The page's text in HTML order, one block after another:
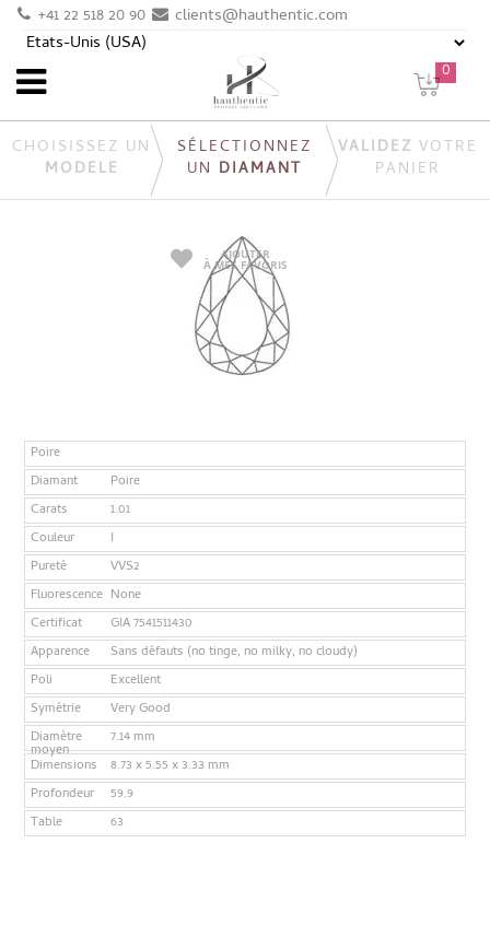
+41 22 518 20 90 clients@hauthentic.com
0
CHOISISSEZ UN
MODÈLE
SÉLECTIONNEZ
UN DIAMANT
VALIDEZ VOTRE
PANIER
AJOUTER
À MES FAVORIS
Poire
Diamant
Poire
Carats
1.01
Couleur
I
Pureté
VVS2
Fluorescence None
Certificat
GIA 7541511430
Apparence
Sans défauts (no tinge, no milky, no cloudy)
Poli
Excellent
Symétrie
Very Good
Diamètre
moyen
7.14 mm
Dimensions
8.73 x 5.55 x 3.33 mm
Profondeur
59.9
Table
63